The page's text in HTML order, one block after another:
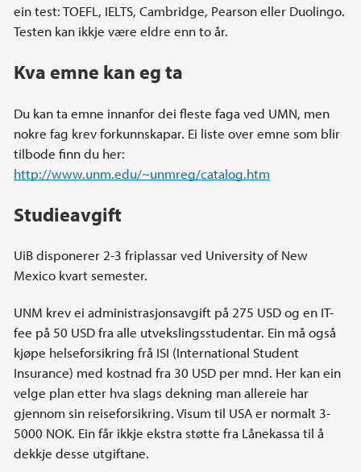
ein test: TOEFL, IELTS, Cambridge, Pearson eller Duolingo.
Testen kan ikkje være eldre enn to år.
Kva emne kan eg ta
Du kan ta emne innanfor dei fleste faga ved UMN, men
nokre fag krev forkunnskapar. Ei liste over emne som blir
tilbode finn du her:
http://www.unm.edu/~unmreg/catalog.htm
Studieavgift
UiB disponerer 2-3 friplassar ved University of New
Mexico kvart semester.
UNM krev ei administrasjonsavgift på 275 USD og en IT-
fee på 50 USD fra alle utvekslingsstudentar. Ein må også
kjøpe helseforsikring frå ISI (International Student
Insurance) med kostnad fra 30 USD per mnd. Her kan ein
velge plan etter hva slags dekning man allereie har
gjennom sin reiseforsikring. Visum til USA er normalt 3-
5000 NOK. Ein får ikkje ekstra støtte fra Lånekassa til å
dekkje desse utgiftane.